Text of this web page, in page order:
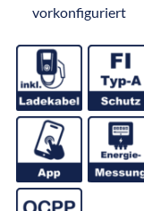
vorkonfiguriert